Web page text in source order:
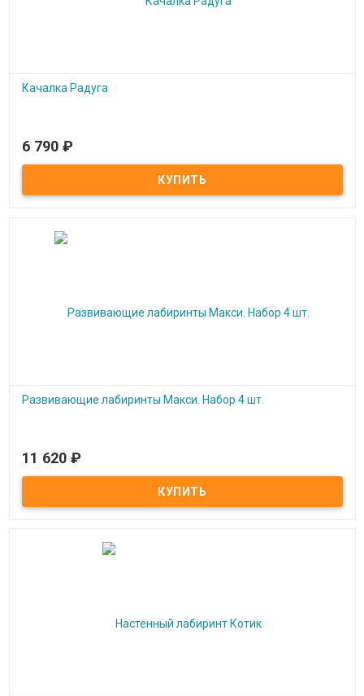
Качалка Радуга
Под заказ
Качалка Радуга
6 790 ₽
Развивающие лабиринты Макси. Набор 4 шт.
Под заказ
Развивающие лабиринты Макси. Набор 4 шт.
11 620 ₽